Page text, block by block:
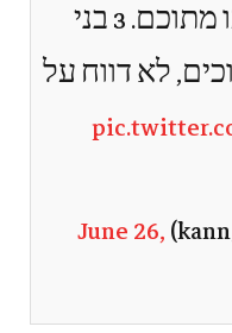
בחיפה, פיצוצים נשמעו מתוכם. 3 בני
לא דווח על
June 26,